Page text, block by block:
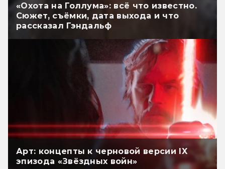
«Охота на Голлума»: всё что известно.
Сюжет, съёмки, дата выхода и что
рассказал Гэндальф
Арт: концепты к черновой версии IX
эпизода «Звёздных войн»